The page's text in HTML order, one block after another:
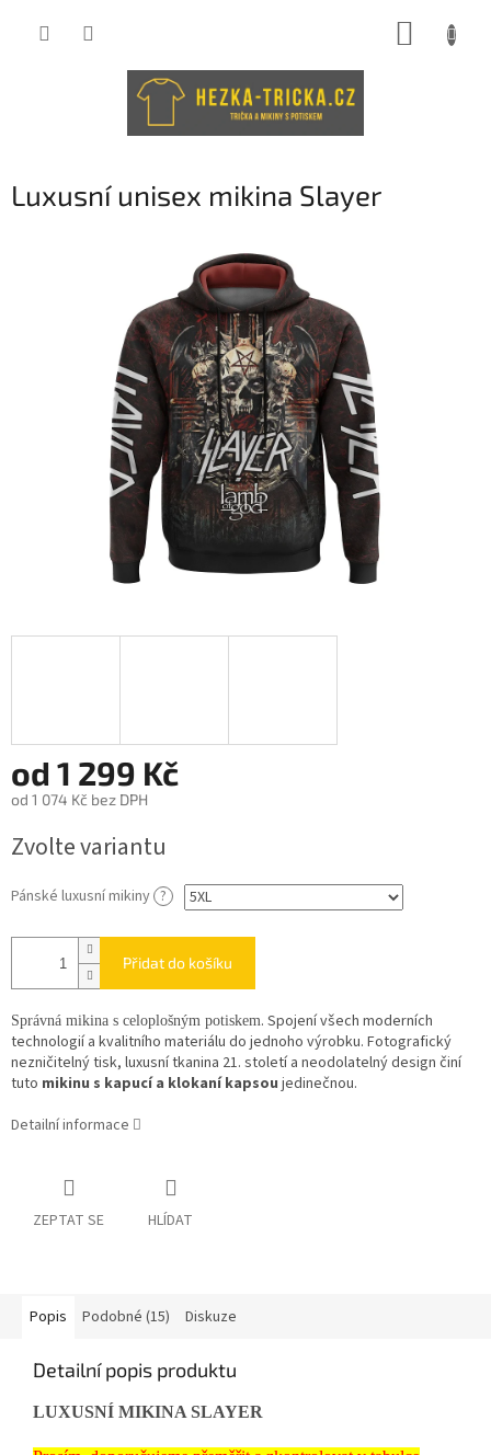
Luxusní unisex mikina Slayer
od 1 299 Kč
od 1 074 Kč bez DPH
cena:
Zvolte variantu
Pánské luxusní mikiny ?
Přidat do košíku
Správná mikina s celoplošným potiskem. Spojení všech moderních
technologií a kvalitního materiálu do jednoho výrobku. Fotografický
nezničitelný tisk, luxusní tkanina 21. století a neodolatelný design činí
tuto mikinu s kapucí a klokaní kapsou jedinečnou.
Detailní informace
ZEPTAT SE HLÍDAT
Popis Podobné (15) Diskuze
Detailní popis produktu
LUXUSNÍ MIKINA SLAYER